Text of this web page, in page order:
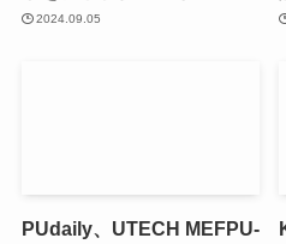
2024.09.05
PUdaily、UTECH MEFPU-